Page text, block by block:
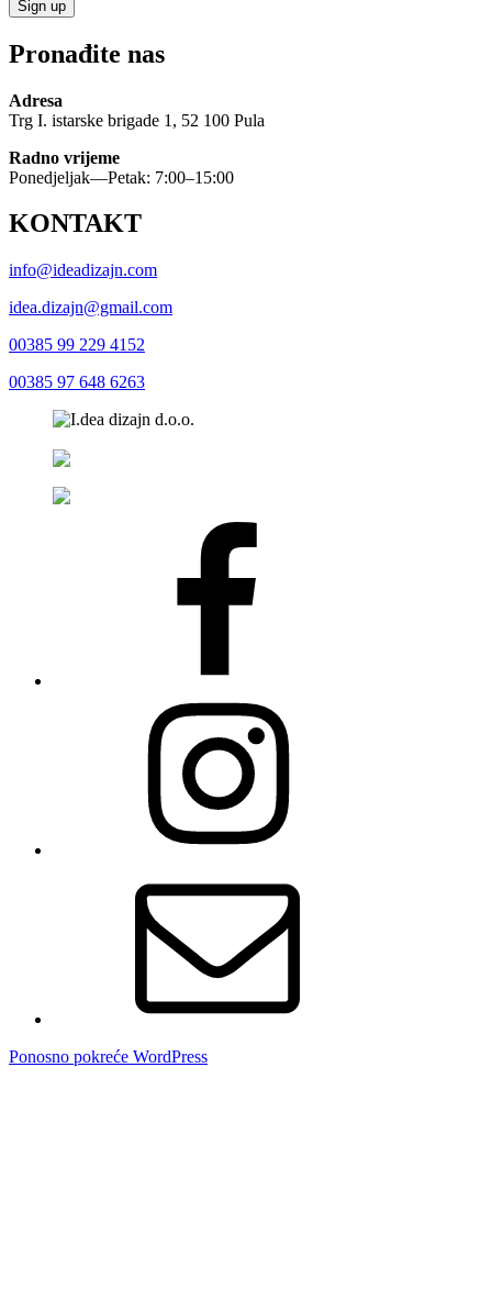
Pronađite nas
Adresa
Trg I. istarske brigade 1, 52 100 Pula
Radno vrijeme
Ponedjeljak—Petak: 7:00–15:00
KONTAKT
info@ideadizajn.com
idea.dizajn@gmail.com
00385 99 229 4152
00385 97 648 6263
Ponosno pokreće WordPress